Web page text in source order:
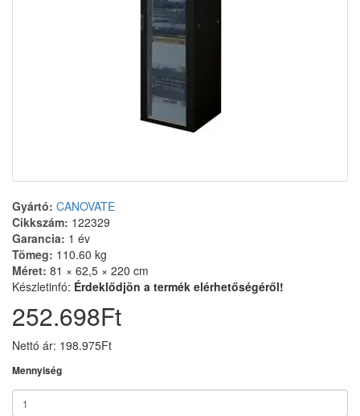
Gyártó: CANOVATE
Cikkszám: 122329
Garancia: 1 év
Tömeg: 110.60 kg
Méret: 81 × 62,5 × 220 cm
Készletinfó: Érdeklődjön a termék elérhetőségéről!
252.698Ft
Nettó ár: 198.975Ft
Mennyiség